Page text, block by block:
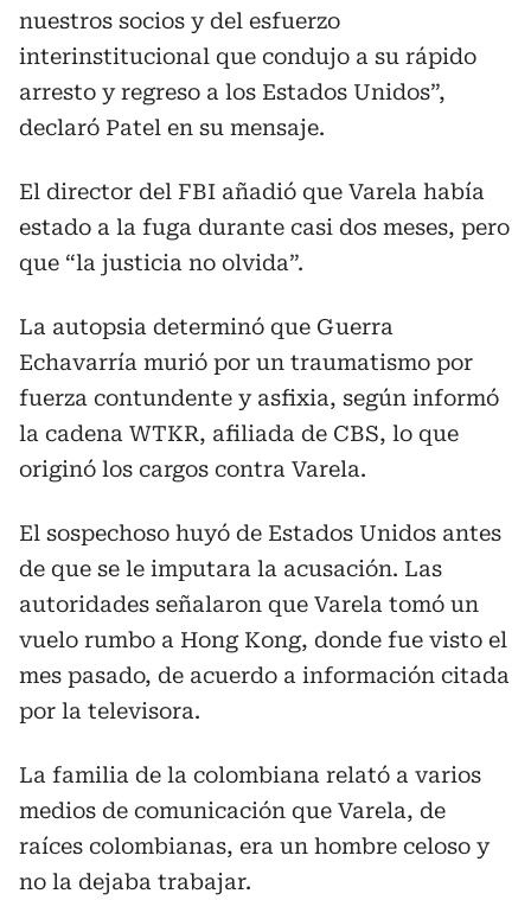
nuestros socios y del esfuerzo
interinstitucional que condujo a su rápido
arresto y regreso a los Estados Unidos”,
declaró Patel en su mensaje.
El director del FBI añadió que Varela había
estado a la fuga durante casi dos meses, pero
que “la justicia no olvida”.
La autopsia determinó que Guerra
Echavarría murió por un traumatismo por
fuerza contundente y asfixia, según informó
la cadena WTKR, afiliada de CBS, lo que
originó los cargos contra Varela.
El sospechoso huyó de Estados Unidos antes
de que se le imputara la acusación. Las
autoridades señalaron que Varela tomó un
vuelo rumbo a Hong Kong, donde fue visto el
mes pasado, de acuerdo a información citada
por la televisora.
La familia de la colombiana relató a varios
medios de comunicación que Varela, de
raíces colombianas, era un hombre celoso y
no la dejaba trabajar.